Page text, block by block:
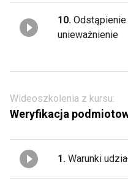
10.
unieważnienie
Wideoszkolenia z kursu:
Weryfikacja
1. Warunki